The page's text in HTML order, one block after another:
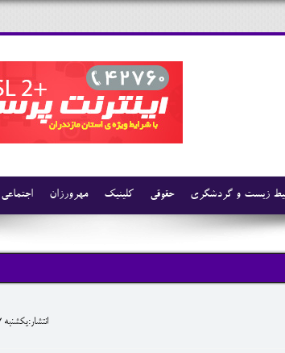
اجتماعی مهرورزان کلینیک حقوقی زیست و گردشگری
انتشار:يکشنبه 17 مهر 1390-22:3